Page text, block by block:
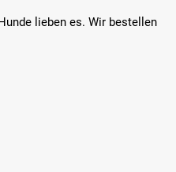
lieben es. Wir bestellen